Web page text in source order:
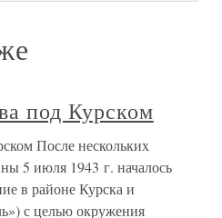
под Курском
После нескольких
5 июля 1943 г. началось
в районе Курска и
с целью окружения